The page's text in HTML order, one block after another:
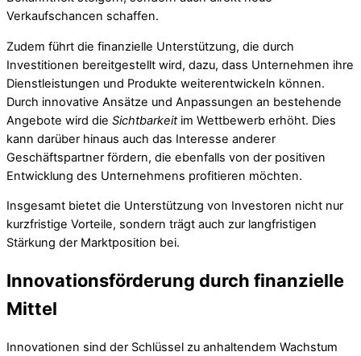
Verkaufschancen schaffen.
Zudem führt die finanzielle Unterstützung, die durch
Investitionen bereitgestellt wird, dazu, dass Unternehmen ihre
Dienstleistungen und Produkte weiterentwickeln können.
Durch innovative Ansätze und Anpassungen an bestehende
Angebote wird die Sichtbarkeitim Wettbewerb erhöht. Dies
kann darüber hinaus auch das Interesse anderer
Geschäftspartner fördern, die ebenfalls von der positiven
Entwicklung des Unternehmens profitieren möchten.
Insgesamt bietet die Unterstützung von Investoren nicht nur
kurzfristige Vorteile, sondern trägt auch zur langfristigen
Stärkung der Marktposition bei.
Innovationsförderung durch finanzielle
Mittel
Innovationen sind der Schlüssel zu anhaltendem Wachstum